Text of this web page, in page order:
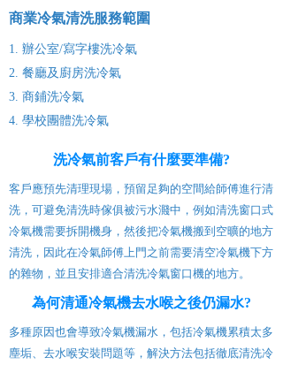
商業冷氣清洗服務範圍
1. 辦公室/寫字樓洗冷氣
2. 餐廳及廚房洗冷氣
3. 商鋪洗冷氣
4. 學校團體洗冷氣
洗冷氣前客戶有什麼要準備?
客戶應預先清理現場，預留足夠的空間給師傅進行清
洗，可避免清洗時傢俱被污水濺中，例如清洗窗口式
冷氣機需要拆開機身，然後把冷氣機搬到空曠的地方
清洗，因此在冷氣師傅上門之前需要清空冷氣機下方
的雜物，並且安排適合清洗冷氣窗口機的地方。
為何清通冷氣機去水喉之後仍漏水?
多種原因也會導致冷氣機漏水，包括冷氣機累積太多
塵垢、去水喉安裝問題等，解決方法包括徹底清洗冷